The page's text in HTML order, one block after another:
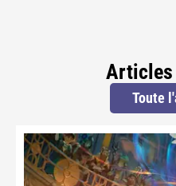
Articles
Toute